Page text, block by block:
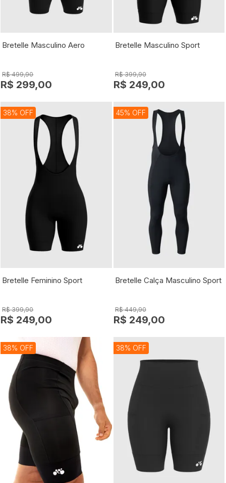
Bretelle Masculino Aero
R$ 499,90
R$ 299,00
Bretelle Masculino Sport
R$ 399,90
R$ 249,00
38% OFF
Bretelle Feminino Sport
R$ 399,90
R$ 249,00
45% OFF
Bretelle Calça Masculino Sport
R$ 449,90
R$ 249,00
38% OFF 38% OFF